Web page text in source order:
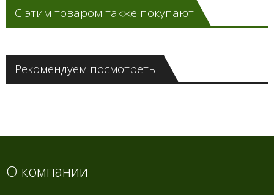
С этим товаром также покупают
Рекомендуем посмотреть
О компании